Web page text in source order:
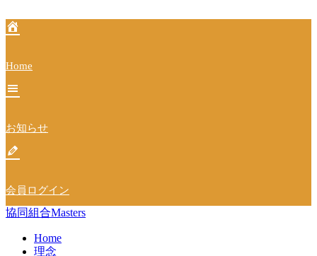
ー
ョ
ン
Home
お知らせ
会員ログイン
協同組合Masters
Home
理念